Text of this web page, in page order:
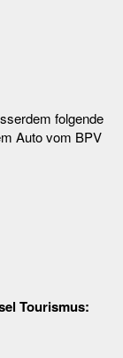
folgende
Auto vom BPV
Tourismus: